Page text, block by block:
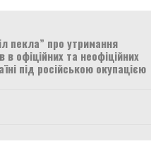
пекла” про утримання
в офіційних та неофіційних
під російською окупацією